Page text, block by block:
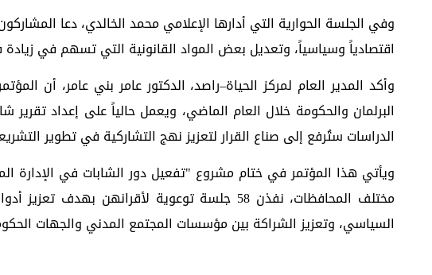
‏وفي الجلسة الحوارية التي أدارها الإعلامي محمد الخالدي، دعا
اقتصادياً وسياسياً، وتعديل بعض المواد القانونية التي تسهم في زيادة
‏وأكد المدير العام لمركز الحياة–راصد، الدكتور عامر بني عامر، أن
البرلمان والحكومة خلال العام الماضي، ويعمل حالياً على إعداد
الدراسات ستُرفع إلى صناع القرار لتعزيز نهج التشاركية في تطوير
مختلف المحافظات، نفذن 58 جلسة توعوية
السياسي، وتعزيز الشراكة بين مؤسسات المجتمع المدني والجهات